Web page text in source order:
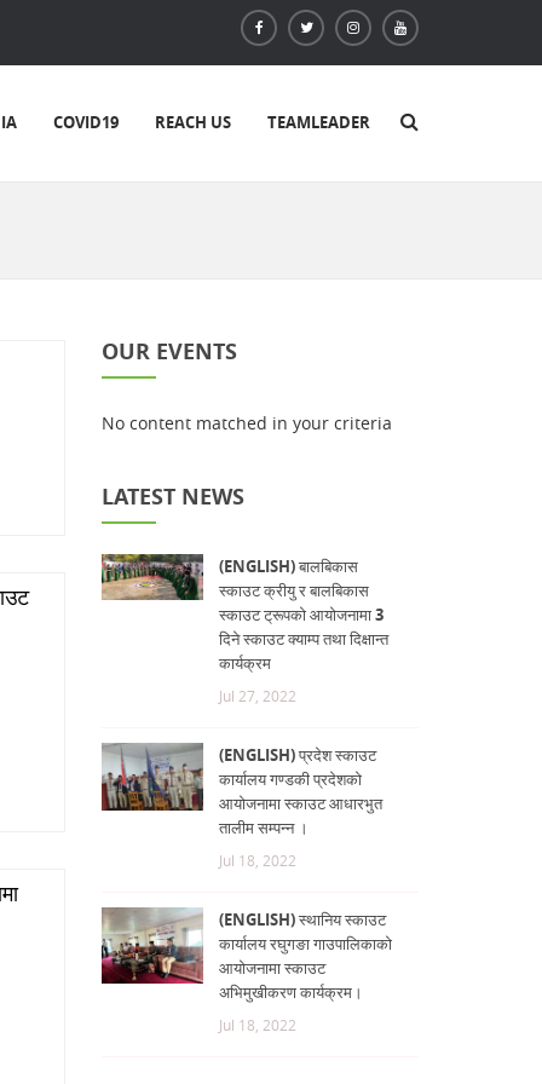
COVID19 REACH US TEAMLEADER
OUR EVENTS
No content matched in your criteria
LATEST NEWS
(ENGLISH) बालबिकास
स्काउट क्रीयु र बालबिकास
स्काउट ट्रूपको आयोजनामा 3
दिने स्काउट क्याम्प तथा दिक्षान्त
कार्यक्रम
Jul 27, 2022
(ENGLISH) प्रदेश स्काउट
कार्यालय गण्डकी प्रदेशको
आयोजनामा स्काउट आधारभुत
तालीम सम्पन्न ।
Jul 18, 2022
(ENGLISH) स्थानिय स्काउट
कार्यालय रघुगङा गाउपालिकाको
आयोजनामा स्काउट
अभिमुखीकरण कार्यक्रम।
Jul 18, 2022